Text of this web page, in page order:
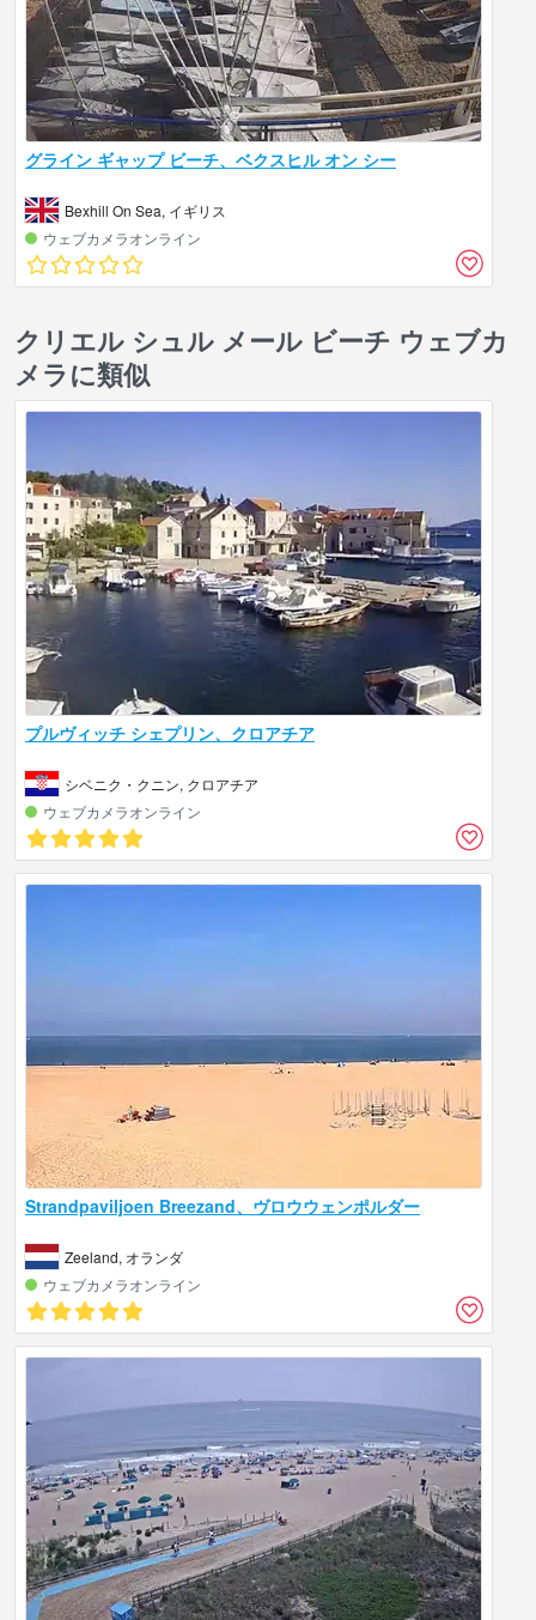
グライン ギャップ ビーチ、ベクスヒル オン シー
Bexhill On Sea, イギリス
ウェブカメラオンライン
クリエル シュル メール ビーチ ウェブカ
メラに類似
プルヴィッチ シェプリン、クロアチア
シベニク・クニン, クロアチア
ウェブカメラオンライン
Strandpaviljoen Breezand、ヴロウウェンポルダー
Zeeland, オランダ
ウェブカメラオンライン